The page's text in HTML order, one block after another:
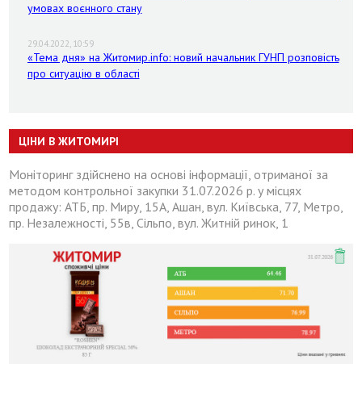
умовах воєнного стану
29.04.2022, 10:59
«Тема дня» на Житомир.info: новий начальник ГУНП розповість
про ситуацію в області
ЦІНИ В ЖИТОМИРІ
Моніторинг здійснено на основі інформації, отриманої за
методом контрольної закупки 31.07.2026 р. у місцях
продажу: АТБ, пр. Миру, 15А, Ашан, вул. Київська, 77, Метро,
пр. Незалежності, 55в, Сільпо, вул. Житній ринок, 1